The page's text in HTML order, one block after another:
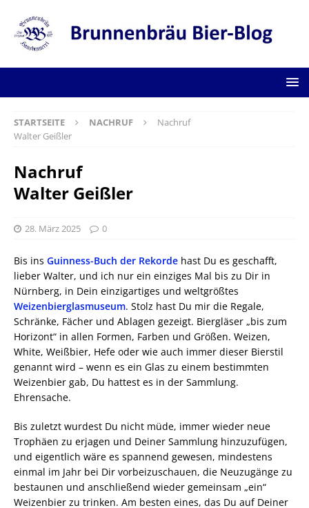
STARTSEITE NACHRUF
Nachruf
Walter Geißler
Nachruf
Walter Geißler
28. März 2025 0
Bis ins Guinness-Buch der Rekorde hast Du es geschafft,
lieber Walter, und ich nur ein einziges Mal bis zu Dir in
Nürnberg, in Dein einzigartiges und weltgrößtes
Weizenbierglasmuseum. Stolz hast Du mir die Regale,
Schränke, Fächer und Ablagen gezeigt. Biergläser „bis zum
Horizont“ in allen Formen, Farben und Größen. Weizen,
White, Weißbier, Hefe oder wie auch immer dieser Bierstil
genannt wird – wenn es ein Glas zu einem bestimmten
Weizenbier gab, Du hattest es in der Sammlung.
Ehrensache.
Bis zuletzt wurdest Du nicht müde, immer wieder neue
Trophäen zu erjagen und Deiner Sammlung hinzuzufügen,
und eigentlich wäre es spannend gewesen, mindestens
einmal im Jahr bei Dir vorbeizuschauen, die Neuzugänge zu
bestaunen und anschließend wieder gemeinsam „ein“
Weizenbier zu trinken. Am besten eines, das Du auf Deiner